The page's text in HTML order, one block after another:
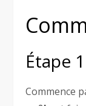
Étape
Commence